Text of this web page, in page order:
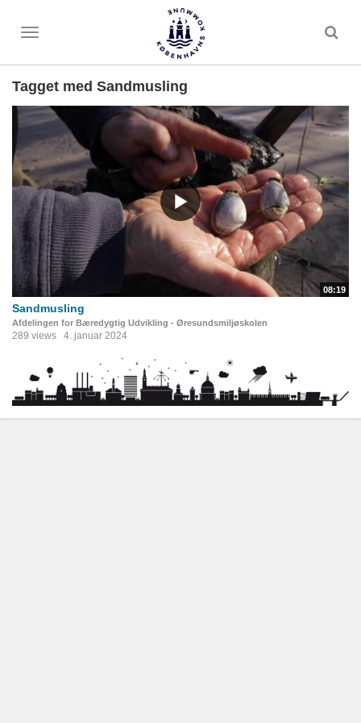
Toggle
Tagget med Sandmusling
08:19
Sandmusling
Afdelingen for Bæredygtig Udvikling - Øresundsmiljøskolen
289 views 4. januar 2024